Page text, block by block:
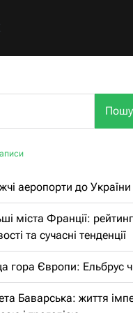
аеропорти до України
міста Франції:
та сучасні тенденції
гора Європи: Ельбрус
Баварська: життя